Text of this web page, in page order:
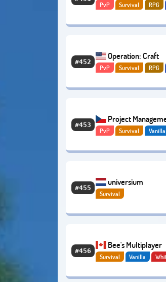
MINIGAMES | 1.21.11
PvP Survival RPG
#452
Operation: Craft
PvP Survival RPG
#453
Project
PvP Survival Vanilla
#455
universium
Survival
#456
Bee's Multiplayer
Survival Vanilla